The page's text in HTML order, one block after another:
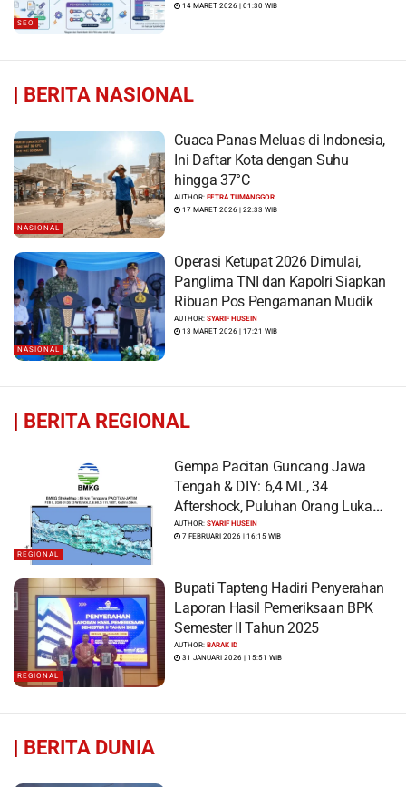
SEO
14 MARET 2026 | 01:30 WIB
| BERITA NASIONAL
NASIONAL
Cuaca Panas Meluas di Indonesia,
Ini Daftar Kota dengan Suhu
hingga 37°C
AUTHOR:FETRA TUMANGGOR
17 MARET 2026 | 22:33 WIB
NASIONAL
Operasi Ketupat 2026 Dimulai,
Panglima TNI dan Kapolri Siapkan
Ribuan Pos Pengamanan Mudik
AUTHOR:SYARIF HUSEIN
13 MARET 2026 | 17:21 WIB
| BERITA REGIONAL
REGIONAL
Gempa Pacitan Guncang Jawa
Tengah & DIY: 6,4 ML, 34
Aftershock, Puluhan Orang Luka
dan Ratusan Bangunan Rusak
AUTHOR:SYARIF HUSEIN
7 FEBRUARI 2026 | 16:15 WIB
REGIONAL
Bupati Tapteng Hadiri Penyerahan
Laporan Hasil Pemeriksaan BPK
Semester II Tahun 2025
AUTHOR:BARAK ID
31 JANUARI 2026 | 15:51 WIB
| BERITA DUNIA